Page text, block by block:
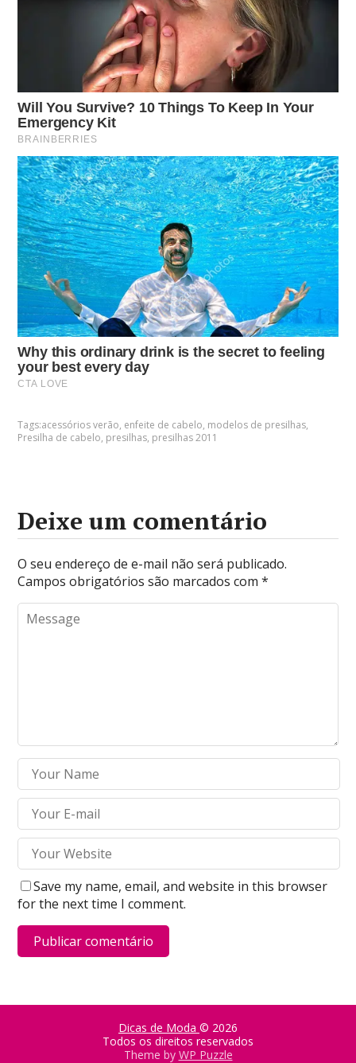
Tags:acessórios verão, enfeite de cabelo, modelos de presilhas,
Presilha de cabelo, presilhas, presilhas 2011
Deixe um comentário
O seu endereço de e-mail não será publicado.
Campos obrigatórios são marcados com*
Save my name, email, and website in this browser
for the next time I comment.
Dicas de Moda © 2026
Todos os direitos reservados
Theme by WP Puzzle